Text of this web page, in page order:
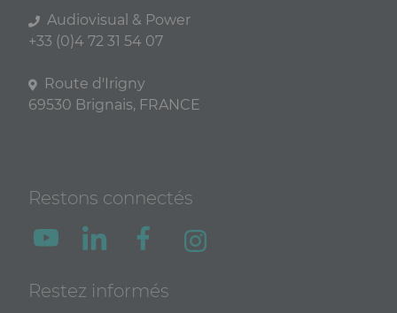
Audiovisual & Power
+33 (0)4 72 31 54 07
Route d'Irigny
69530 Brignais, FRANCE
Restons connectés
Restez informés